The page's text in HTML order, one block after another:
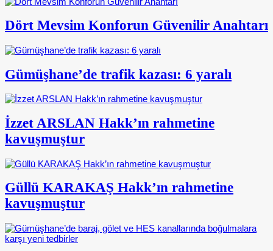
Dört Mevsim Konforun Güvenilir Anahtarı
Gümüşhane’de trafik kazası: 6 yaralı
İzzet ARSLAN Hakk’ın rahmetine
kavuşmuştur
Güllü KARAKAŞ Hakk’ın rahmetine
kavuşmuştur